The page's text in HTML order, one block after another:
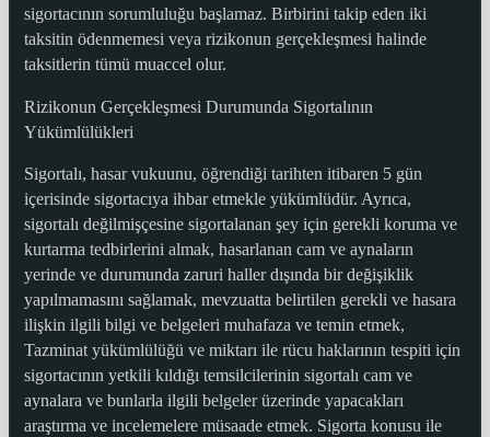
sigortacının sorumluluğu başlamaz. Birbirini takip eden iki
taksitin ödenmemesi veya rizikonun gerçekleşmesi halinde
taksitlerin tümü muaccel olur.
Rizikonun Gerçekleşmesi Durumunda Sigortalının
Yükümlülükleri
Sigortalı, hasar vukuunu, öğrendiği tarihten itibaren 5 gün
içerisinde sigortacıya ihbar etmekle yükümlüdür. Ayrıca,
sigortalı değilmişçesine sigortalanan şey için gerekli koruma ve
kurtarma tedbirlerini almak, hasarlanan cam ve aynaların
yerinde ve durumunda zaruri haller dışında bir değişiklik
yapılmamasını sağlamak, mevzuatta belirtilen gerekli ve hasara
ilişkin ilgili bilgi ve belgeleri muhafaza ve temin etmek,
Tazminat yükümlülüğü ve miktarı ile rücu haklarının tespiti için
sigortacının yetkili kıldığı temsilcilerinin sigortalı cam ve
aynalara ve bunlarla ilgili belgeler üzerinde yapacakları
araştırma ve incelemelere müsaade etmek. Sigorta konusu ile